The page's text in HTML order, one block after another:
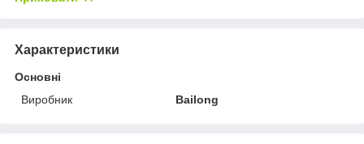
Характеристики
Основні
Виробник
Bailong